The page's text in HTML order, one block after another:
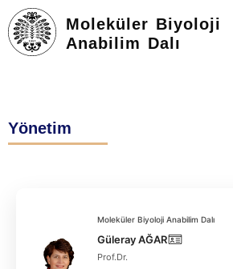
Moleküler Biyoloji
Anabilim Dalı
LISANSÜSTÜ
İLETIŞIM
Yönetim
Moleküler Biyoloji Anabilim Dalı
Güleray AĞAR
Prof.Dr.